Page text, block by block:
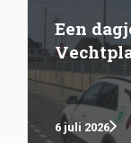
Een
6 juli 2026